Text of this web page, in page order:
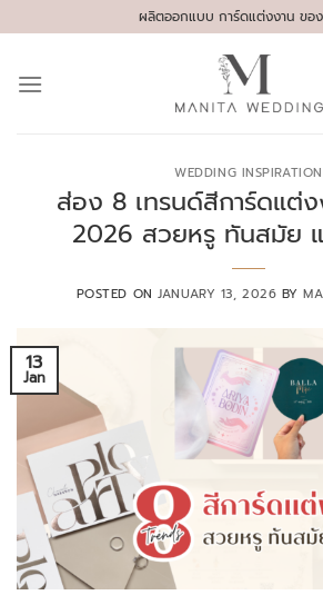
to
ผลิตออกแบบ การ์ดแต่งงาน ขอ
WEDDING INSPIRATION
ส่อง 8 เทรนด์สีการ์ดแต่ง
2026 สวยหรู ทันสมัย
POSTED ONJANUARY 13, 2026 BY
13
Jan